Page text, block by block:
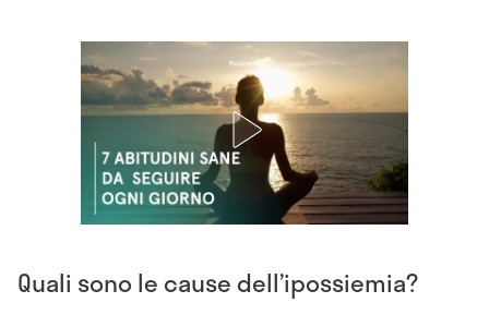
Quali sono le cause dell’ipossiemia?